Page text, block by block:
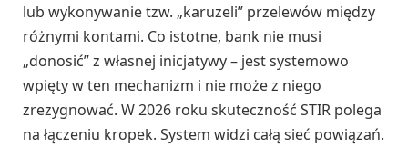
lub wykonywanie tzw. „karuzeli” przelewów między
różnymi kontami. Co istotne, bank nie musi
„donosić” z własnej inicjatywy – jest systemowo
wpięty w ten mechanizm i nie może z niego
zrezygnować. W 2026 roku skuteczność STIR polega
na łączeniu kropek. System widzi całą sieć powiązań.